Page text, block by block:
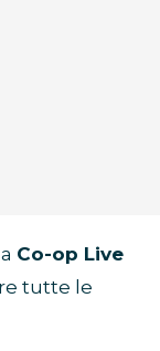
Co-op Live
tutte le